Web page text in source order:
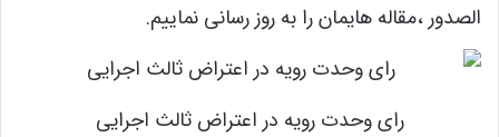
الصدور ،مقاله هایمان را به روز رسانی نماییم.
رای وحدت رویه در اعتراض ثالث اجرایی